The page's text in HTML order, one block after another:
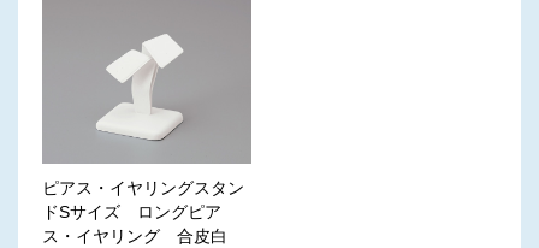
ピアス・イヤリングスタン
ドSサイズ ロングピア
ス・イヤリング 合皮白